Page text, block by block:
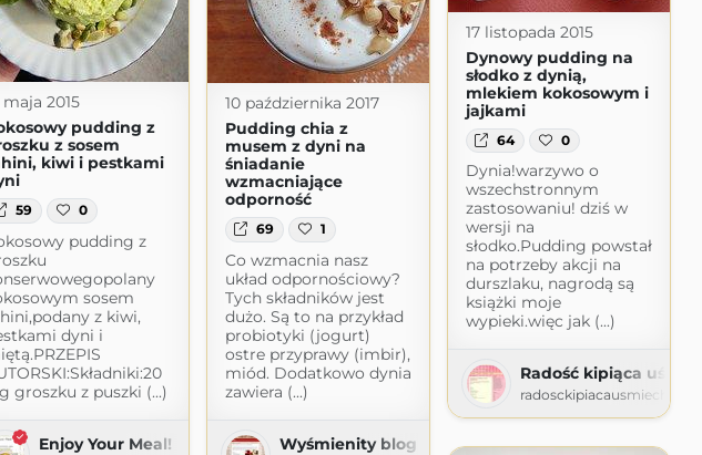
17 listopada 2015
Dynowy pudding na
słodko z dynią,
mlekiem kokosowym i
jajkami
64 0
Dynia!warzywo o
wszechstronnym
zastosowaniu! dziś w
wersji na
słodko.Pudding powstał
na potrzeby akcji na
durszlaku, nagrodą są
książki moje
wypieki.więc jak (...)
Radość kipiąca
Patrycji K
maja 2015
pudding z
z sosem
kiwi i pestkami
59 0
pudding z
sosem
z kiwi,
dyni i
groszku z puszki (...)
Enjoy Your Meal!
10 października 2017
Pudding chia z
musem z dyni na
śniadanie
wzmacniające
odporność
69 1
Co wzmacnia nasz
układ odpornościowy?
Tych składników jest
dużo. Są to na przykład
probiotyki (jogurt)
ostre przyprawy (imbir),
miód. Dodatkowo dynia
zawiera (...)
Wyśmienity blog